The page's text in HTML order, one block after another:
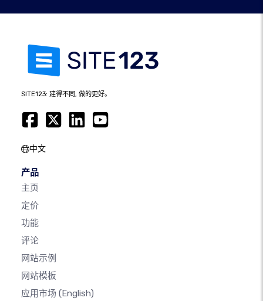
SITE123: 建得不同, 做的更好。
中文
产品
主页
定价
功能
评论
网站示例
网站模板
应用市场 (English)